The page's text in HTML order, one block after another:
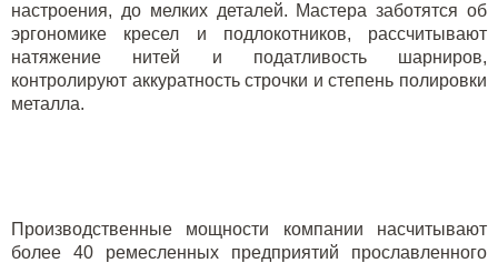
настроения, до мелких деталей. Мастера заботятся об
эргономике кресел и подлокотников, рассчитывают
натяжение нитей и податливость шарниров,
контролируют аккуратность строчки и степень полировки
металла.
Производственные мощности компании насчитывают
более 40 ремесленных предприятий прославленного